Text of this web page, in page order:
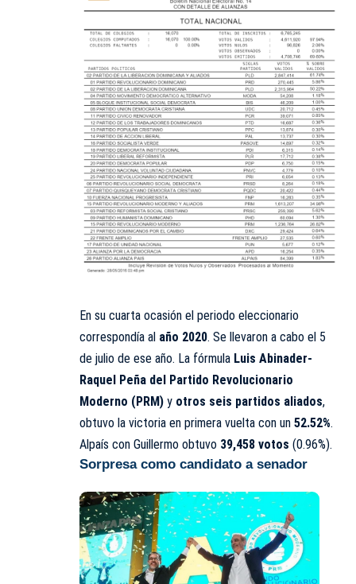
En su cuarta ocasión el periodo eleccionario
correspondía al año 2020. Se llevaron a cabo el 5
de julio de ese año. La fórmula Luis Abinader-
Raquel Peña del Partido Revolucionario
Moderno (PRM) y otros seis partidos aliados,
obtuvo la victoria en primera vuelta con un 52.52%.
Alpaís con Guillermo obtuvo 39,458 votos (0.96%).
Sorpresa como candidato a senador